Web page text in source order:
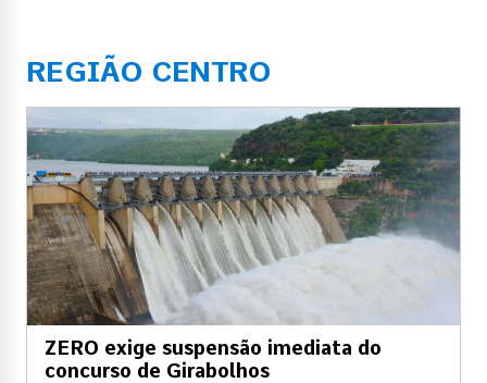
REGIÃO CENTRO
ZERO exige suspensão imediata do
concurso de Girabolhos